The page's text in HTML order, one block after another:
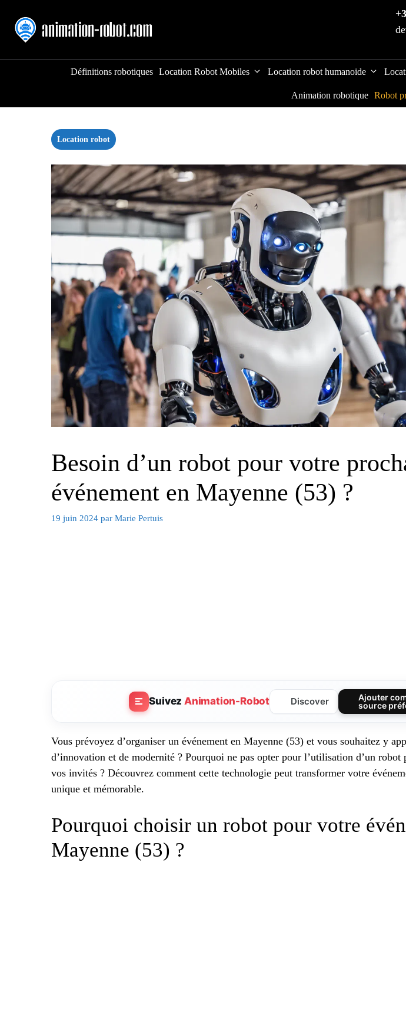
contenu
Définitions robotiques Location Robot Mobiles Location robot humanoide
Animation robotique Robot
Location robot
Besoin d’un robot pour votre
événement en Mayenne (53) ?
19 juin 2024 par Marie Pertuis
SuivezAnimation-Robot Discover
Ajouter
source
Vous prévoyez d’organiser un événement en Mayenne (53) et vous souhaitez y
d’innovation et de modernité ? Pourquoi ne pas opter pour l’utilisation d’un
vos invités ? Découvrez comment cette technologie peut transformer votre
unique et mémorable.
Pourquoi choisir un robot pour votre
Mayenne (53) ?